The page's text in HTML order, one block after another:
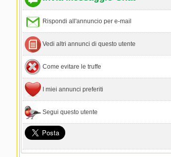
Rispondi all'annuncio per e-mail
Vedi altri annunci di questo utente
Come evitare le truffe
I miei annunci preferiti
Segui questo utente